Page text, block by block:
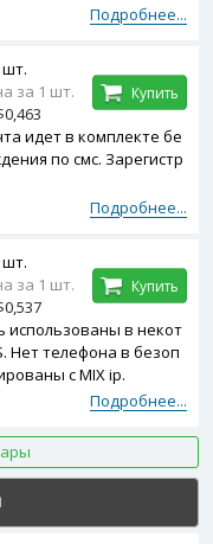
Подробнее...
идет в комплекте бе
по смс. Зарегистр
Подробнее...
шт.
за 1 шт.
Купить
использованы в некот
Нет телефона в безоп
с MIX ip.
Подробнее...
шт.
за 1 шт.
Купить